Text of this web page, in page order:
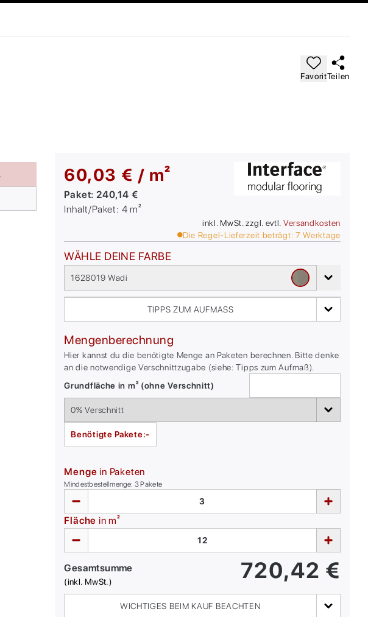
FavoritTeilen
60,03 € / m²
Paket: 240,14 €
Inhalt/Paket: 4 m²
inkl. MwSt. zzgl. evtl. Versandkosten
Die Regel-Lieferzeit beträgt: 7 Werktage
WÄHLE DEINE FARBE
1628019 Wadi
TIPPS ZUM AUFMASS
Mengenberechnung
Hier kannst du die benötigte Menge an Paketen berechnen. Bitte denke
an die notwendige Verschnittzugabe (siehe: Tipps zum Aufmaß).
Grundfläche in m² (ohne Verschnitt)
Benötigte Pakete:-
Menge in Paketen
Mindestbestellmenge: 3Pakete
Fläche in m²
Gesamtsumme
(inkl. MwSt.) 720,42 €
WICHTIGES BEIM KAUF BEACHTEN